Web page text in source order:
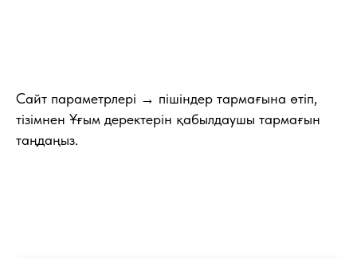
Сайт параметрлері → пішіндер тармағына өтіп,
тізімнен Ұғым деректерін қабылдаушы тармағын
таңдаңыз.